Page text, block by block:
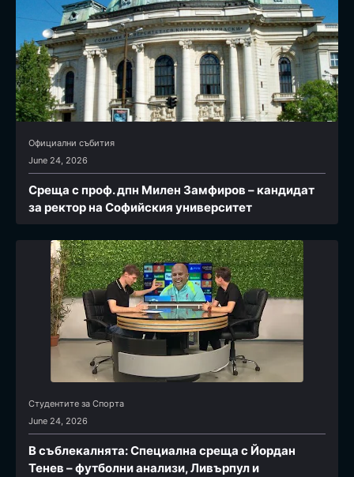
Официални събития
June 24, 2026
Среща с проф. дпн Милен Замфиров – кандидат
за ректор на Софийския университет
Студентите за Спортa
June 24, 2026
В съблекалнята: Специална среща с Йордан
Тенев – футболни анализи, Ливърпул и